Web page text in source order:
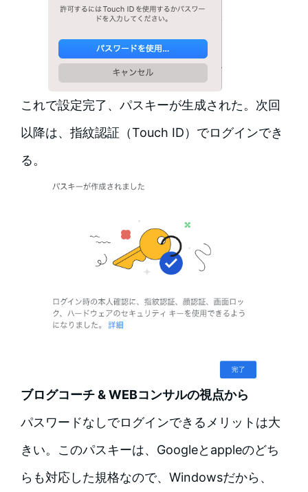
これで設定完了、パスキーが生成された。次回
以降は、指紋認証（Touch ID）でログインでき
る。
ブログコーチ & WEBコンサルの視点から
パスワードなしでログインできるメリットは大
きい。このパスキーは、Googleとappleのどち
らも対応した規格なので、Windowsだから、